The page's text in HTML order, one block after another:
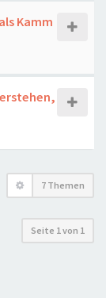
Kamm
7 Themen
Seite 1von 1